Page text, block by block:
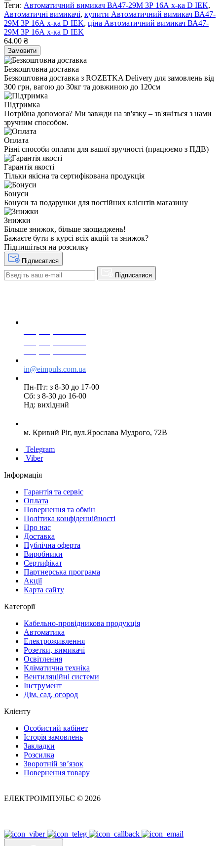
Теги: Автоматичний вимикач ВА47-29M 3Р 16А х-ка D IEK,
Автоматичні вимикачі, купити Автоматичний вимикач ВА47-
29M 3Р 16А х-ка D IEK, ціна Автоматичний вимикач ВА47-
29M 3Р 16А х-ка D IEK
64.00 ₴
Замовити
Безкоштовна доставка
Безкоштовна доставка з ROZETKA Delivery для замовлень від
300 грн, вагою до 30кг та довжиною до 120см
Підтримка
Потрібна допомога? Ми завжди на зв'язку – зв'яжіться з нами
зручним способом.
Оплата
Різні способи оплати для вашої зручності (працюємо з ПДВ)
Гарантія якості
Тільки якісна та сертифікована продукція
Бонуси
Бонуси та подарунки для постійних клієнтів магазину
Знижки
Більше знижок, більше заощаджень!
Бажаєте бути в курсі всіх акцій та знижок?
Підпишіться на розсилку
Підписатися
Підписатися
in@eimpuls.com.ua
Пн-Пт: з 8-30 до 17-00
Сб: з 8-30 до 16-00
Нд: вихідний
м. Кривий Ріг, вул.Ярослава Мудрого, 72В
Telegram
Viber
Інформація
Гарантія та сервіс
Оплата
Повернення та обмін
Політика конфіденційності
Про нас
Доставка
Публічна оферта
Виробники
Сертифікат
Партнерська програма
Акції
Карта сайту
Категорії
Кабельно-провідникова продукція
Автоматика
Електроживлення
Розетки, вимикачі
Освітлення
Кліматична техніка
Вентиляційні системи
Інструмент
Дім, сад, огород
Клієнту
Особистий кабінет
Історія замовлень
Закладки
Розсилка
Зворотній зв’язок
Повернення товару
ЕЛЕКТРОІМПУЛЬС © 2026